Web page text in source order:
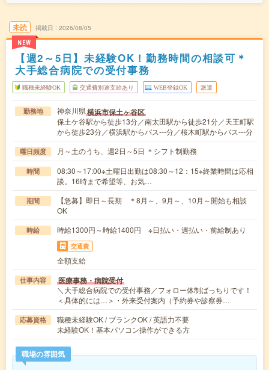
未読
NEW
掲載日 2026/08/05
【週2～5日】未経験OK！勤務時間の相談可＊
大手総合病院での受付事務
職種未経験OK 交通費別途支給あり WEB登録OK 派遣
勤務地 神奈川県横浜市保土ヶ谷区
保土ケ谷駅から徒歩13分／南太田駅から徒歩21分／天王町駅
から徒歩23分／横浜駅からバス---分／桜木町駅からバス---分
曜日頻度 月～土のうち、週2日～5日 ＊シフト制勤務
時間
08:30～17:00※土曜日出勤は08:30～12：15※終業時間は応相
談。16時まで希望等、お気…
期間
【急募】即日～長期 ＊8月～、9月～、10月～開始も相談
OK
時給 時給1300円～時給1400円 ※日払い・週払い・前給制あり
交通費
全額支給
仕事内容 医療事務・病院受付
＼大手総合病院での受付事務／フォロー体制ばっちりです！
＜具体的には…＞・外来受付案内（予約券や診察券…
応募資格
職種未経験OK / ブランクOK / 英語力不要
未経験OK！基本パソコン操作ができる方
職場の雰囲気